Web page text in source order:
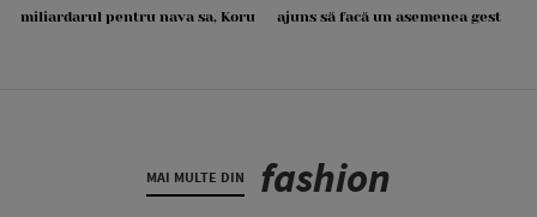
miliardarul pentru nava sa, Koru
ajuns să facă un asemenea gest
MAI MULTE DIN fashion